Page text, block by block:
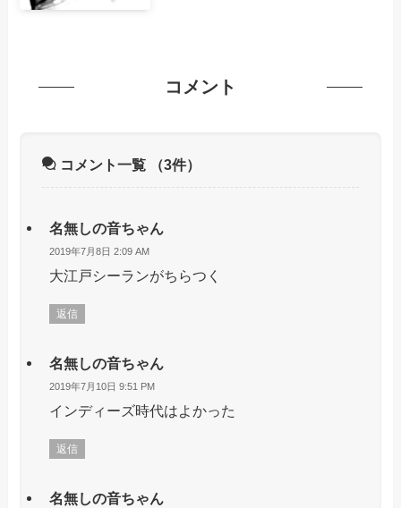
コメント
コメント一覧 （3件）
名無しの音ちゃん
2019年7月8日 2:09 AM
大江戸シーランがちらつく
返信
名無しの音ちゃん
2019年7月10日 9:51 PM
インディーズ時代はよかった
返信
名無しの音ちゃん